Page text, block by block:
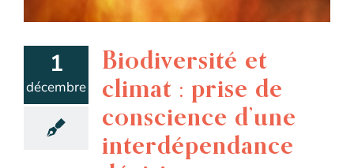
1
décembre
Biodiversité et
climat : prise de
conscience d’une
interdépendance